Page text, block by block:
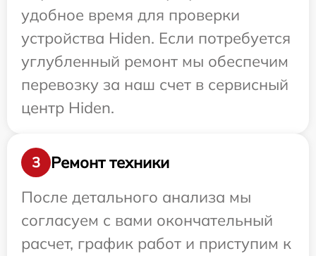
удобное время для проверки
устройства Hiden. Если потребуется
углубленный ремонт мы обеспечим
перевозку за наш счет в сервисный
центр Hiden.
3
Ремонт техники
После детального анализа мы
согласуем с вами окончательный
расчет, график работ и приступим к